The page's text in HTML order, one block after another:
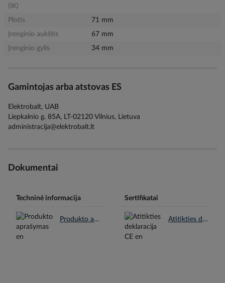
(IK)
Plotis
71 mm
Įrenginio aukštis
67 mm
Įrenginio gylis
34 mm
Gamintojas arba atstovas ES
Elektrobalt, UAB
Liepkalnio g. 85A, LT-02120 Vilnius, Lietuva
administracija@elektrobalt.lt
Dokumentai
Techninė informacija
Produkto aprašymas en.pdf
Sertifikatai
Atitikties deklaracija CE en.pdf